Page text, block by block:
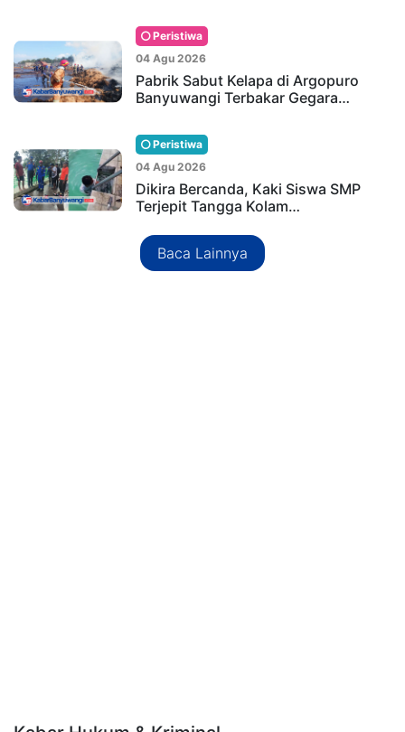
Peristiwa
04 Agu 2026
Pabrik Sabut Kelapa di Argopuro
Banyuwangi Terbakar Gegara…
Peristiwa
04 Agu 2026
Dikira Bercanda, Kaki Siswa SMP
Terjepit Tangga Kolam…
Baca Lainnya